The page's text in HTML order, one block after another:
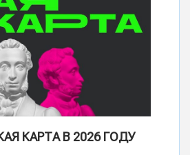
КАРТА В 2026 ГОДУ